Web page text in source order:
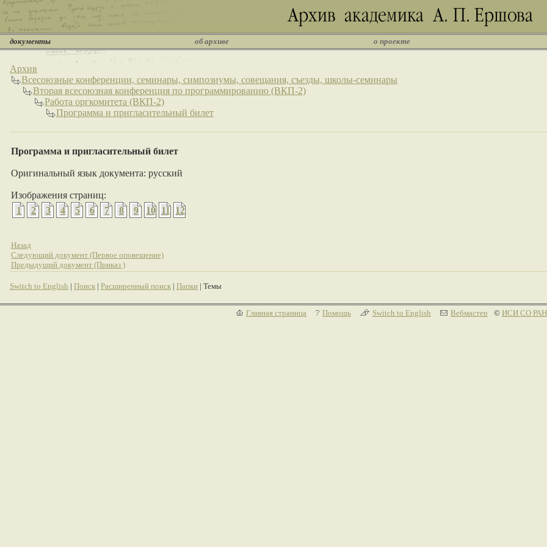
документы об архиве о проекте
Архив
Всесоюзные конференции, семинары, симпозиумы, совещания, съезды, школы-семинары
Вторая всесоюзная конференция по программированию (ВКП-2)
Работа оргкомитета (ВКП-2)
Программа и пригласительный билет
Программа и пригласительный билет
Оригинальный язык документа: русский
Изображения страниц:
1
2 3 4 5 6 7 8 9 10 11 12
Назад
Следующий документ (Первое оповещение)
Предыдущий документ (Приказ )
Switch to English | Поиск | Расширенный поиск | Папки | Темы
Главная страница Помощь Switch to English Вебмастер © ИСИ СО РАН